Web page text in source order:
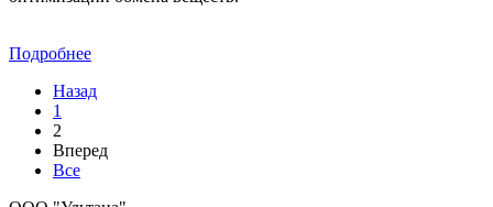
Подробнее
Назад
1
2
Вперед
Все